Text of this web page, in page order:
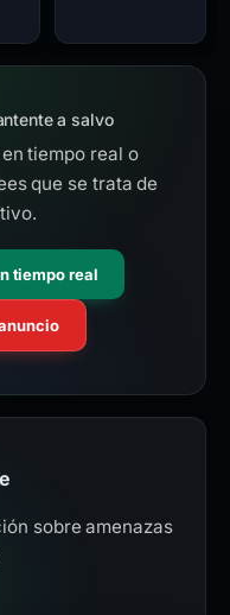
a salvo
tiempo real o
que se trata de
tiempo real
sobre amenazas